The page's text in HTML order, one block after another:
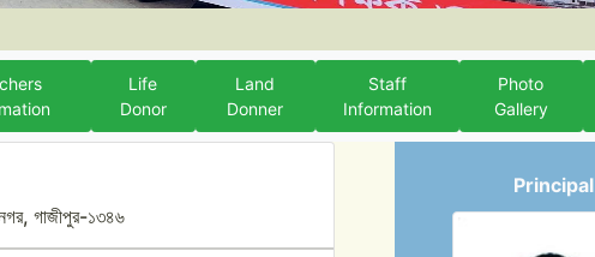
Life
Donor
Land
Donner
Staff
Information
Photo
Gallery
গাজীপুর-১৩৪৬
Principal